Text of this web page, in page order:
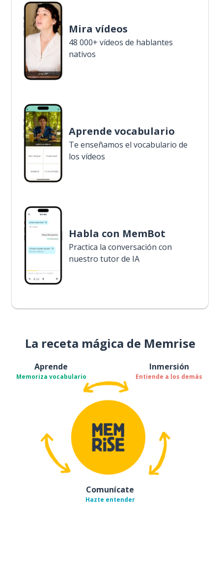
Mira vídeos
48 000+ vídeos de hablantes
nativos
Aprende vocabulario
Te enseñamos el vocabulario de
los vídeos
Habla con MemBot
Practica la conversación con
nuestro tutor de IA
La receta mágica de Memrise
Aprende
Memoriza vocabulario
Inmersión
Entiende a los demás
Comunícate
Hazte entender